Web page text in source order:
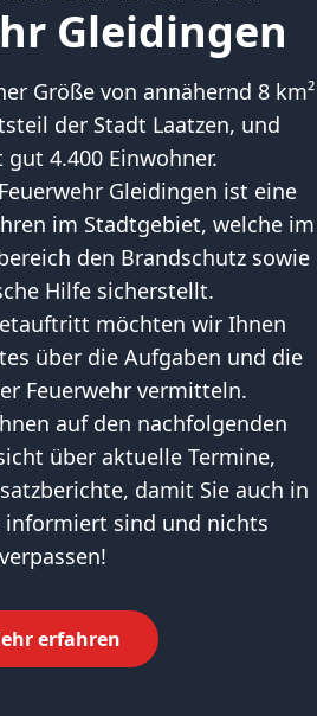
Gleidingen
Größe von annähernd 8 km²
der Stadt Laatzen, und
4.400 Einwohner.
Gleidingen ist eine
im Stadtgebiet, welche im
den Brandschutz sowie
Hilfe sicherstellt.
möchten wir Ihnen
über die Aufgaben und die
Feuerwehr vermitteln.
auf den nachfolgenden
über aktuelle Termine,
damit Sie auch in
sind und nichts
verpassen!
erfahren